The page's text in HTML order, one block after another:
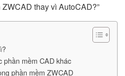
thay vì AutoCAD?”
phần mềm CAD khác
phần mềm ZWCAD